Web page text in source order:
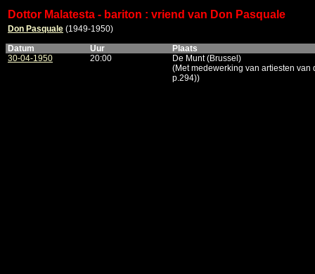
Dottor Malatesta - bariton : vriend van Don Pasquale
Don Pasquale (1949-1950)
Datum
Uur
Plaats
30-04-1950
20:00
De Munt (Brussel)
(Met medewerking van artiesten van
p.294))